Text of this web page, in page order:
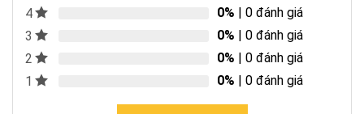
4
0% | 0 đánh giá
3
0% | 0 đánh giá
2
0% | 0 đánh giá
1
0% | 0 đánh giá